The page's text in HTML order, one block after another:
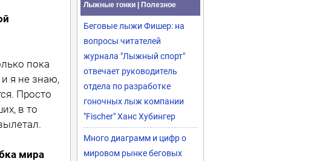
пока
я не знаю,
Просто
в то
мира
Лыжные гонки | Полезное
Беговые лыжи Фишер: на
вопросы читателей
журнала "Лыжный спорт"
отвечает руководитель
отдела по разработке
гоночных лыж компании
"Fischer" Ханс Хубингер
Много диаграмм и цифр о
мировом рынке беговых